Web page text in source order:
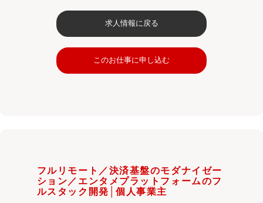
求人情報に戻る
このお仕事に申し込む
フルリモート／決済基盤のモダナイゼー
ション／エンタメプラットフォームのフ
ルスタック開発│個人事業主